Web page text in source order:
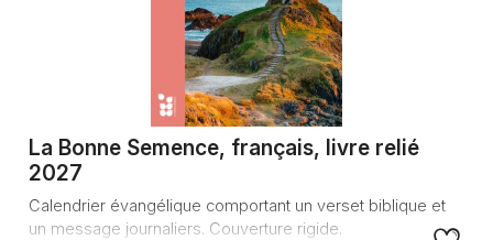
La Bonne Semence, français, livre relié
2027
Calendrier évangélique comportant un verset biblique et
un message journaliers. Couverture rigide.